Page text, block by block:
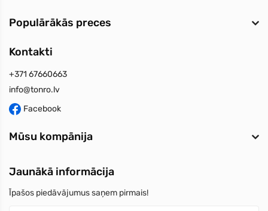
Populārākās preces
Kontakti
+371 67660663
info@tonro.lv
Facebook
Mūsu kompānija
Jaunākā informācija
Īpašos piedāvājumus saņem pirmais!